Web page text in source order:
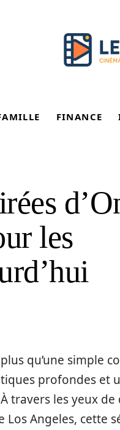
FINANCE
les
qu’une simple
profondes et
travers les yeux
Angeles, cette